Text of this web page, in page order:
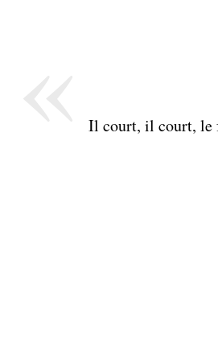
Il court, il court,